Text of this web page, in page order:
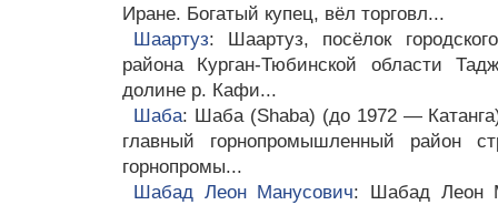
Иране. Богатый купец, вёл торговл...
Шаартуз: Шаартуз, посёлок
района Курган-Тюбинской области
долине р. Кафи...
Шаба: Шаба (Shaba) (до 1972 —
главный горнопромышленный район
горнопромы...
Шабад Леон Манусович: Шабад Леон